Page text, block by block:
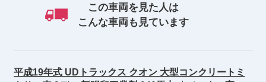
この車両を見た人は
こんな車両も見ています
平成19年式 UDトラックス クオン 大型コンクリートミ